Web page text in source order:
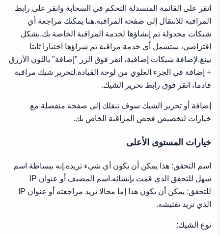
انقر على القائمة المنسدلة التحكم في السحابة وانقر على رابط
المراقبة للانتقال إلى صفحة المراقبة.هنا يمكنك مراجعة أي
شيكات مجدولة تم إنشاؤها لخدمة المراقبة الخاصة بك.بشكل
افتراضي، ستشمل أي خدمة مراقبة تم شراؤها اختبارا ثابتا
بينغ.لإضافة شيكات إضافية، انقر فوق الزر "إضافة" باللون الأزرق
+ إضافة في الجزء العلوي من لوحة القيادة.لتحرير شيك مراقبة
قادما، انقر فوق رابط تحرير الشيك.
إضافة أو تحرير الشيك سوف تنقلك إلى صفحة منفصلة مع
خيارات لتخصيص فحص المراقبة الخاص بك.
خيارات المستوى الأعلى
اسم التحقق: هذا يمكن أن يكون أي شيء تريده.إنه ببساطة اسم
سهل للتحقق الذي قمت بإنشائه.اسم المضيف أو عنوان IP
للتحقق: يمكن أن يكون هذا إما مجالا تريد مراجعته أو عنوان IP
الذي تريد تفتيشه.
نوع الشيك: